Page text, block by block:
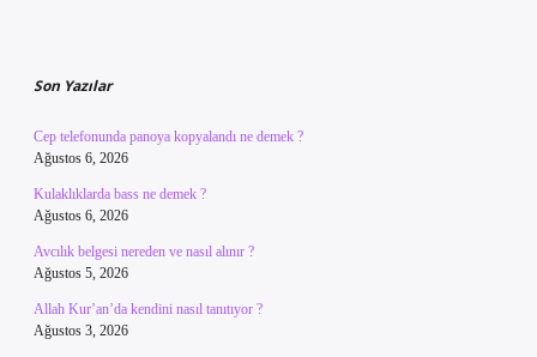
Son Yazılar
Cep telefonunda panoya kopyalandı ne demek ?
Ağustos 6, 2026
Kulaklıklarda bass ne demek ?
Ağustos 6, 2026
Avcılık belgesi nereden ve nasıl alınır ?
Ağustos 5, 2026
Allah Kur’an’da kendini nasıl tanıtıyor ?
Ağustos 3, 2026